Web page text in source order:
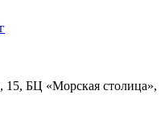
15, БЦ «Морская столица»,